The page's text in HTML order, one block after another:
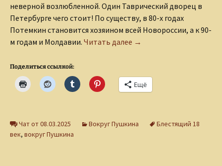
неверной возлюбленной. Один Таврический дворец в
Петербурге чего стоит! По существу, в 80-х годах
Потемкин становится хозяином всей Новороссии, а к 90-
м годам и Молдавии. Читать далее Судьба «медной
→
Поделиться ссылкой:
Ещё
Чат от 08.03.2025 Вокруг Пушкина
Блестящий 18
век, вокруг Пушкина